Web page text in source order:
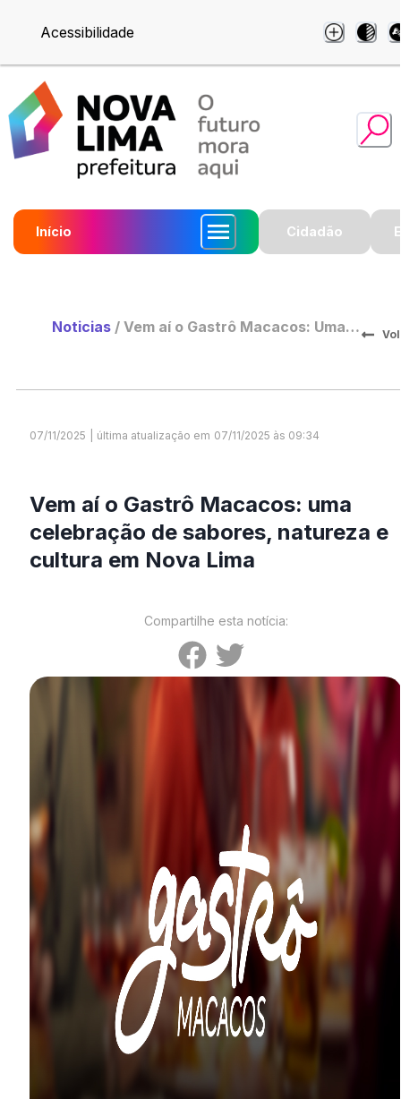
Acessibilidade
Início Cidadão
Noticias / Vem aí o Gastrô Macacos: Uma
Lima
07/11/2025 última atualização em 07/11/2025 às 09:34
Vem aí o Gastrô Macacos: uma
celebração de sabores, natureza e
cultura em Nova Lima
Compartilhe esta notícia: